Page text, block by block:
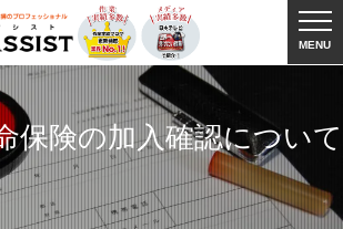
MENU
保険の加入確認について